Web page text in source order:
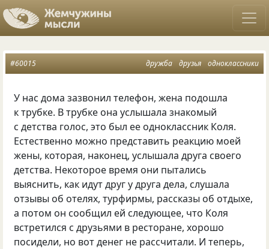
дружба друзья одноклассники
#60015
У нас дома зазвонил телефон, жена подошла
к трубке. В трубке она услышала знакомый
с детства голос, это был ее одноклассник Коля.
Естественно можно представить реакцию моей
жены, которая, наконец, услышала друга своего
детства. Некоторое время они пытались
выяснить, как идут друг у друга дела, слушала
отзывы об отелях, турфирмы, рассказы об отдыхе,
а потом он сообщил ей следующее, что Коля
встретился с друзьями в ресторане, хорошо
посидели, но вот денег не рассчитали. И теперь,